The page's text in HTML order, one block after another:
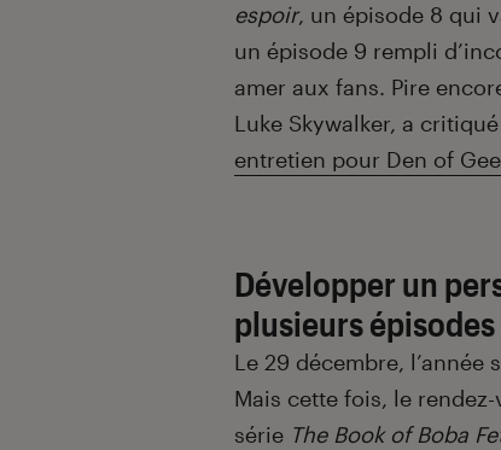
espoir, un épisode 8 qui
un épisode 9 rempli
amer aux fans. Pire
Luke Skywalker, a
entretien pour Den of
Développer un
plusieurs
Le 29 décembre,
Mais cette fois, le
série The Book of Boba